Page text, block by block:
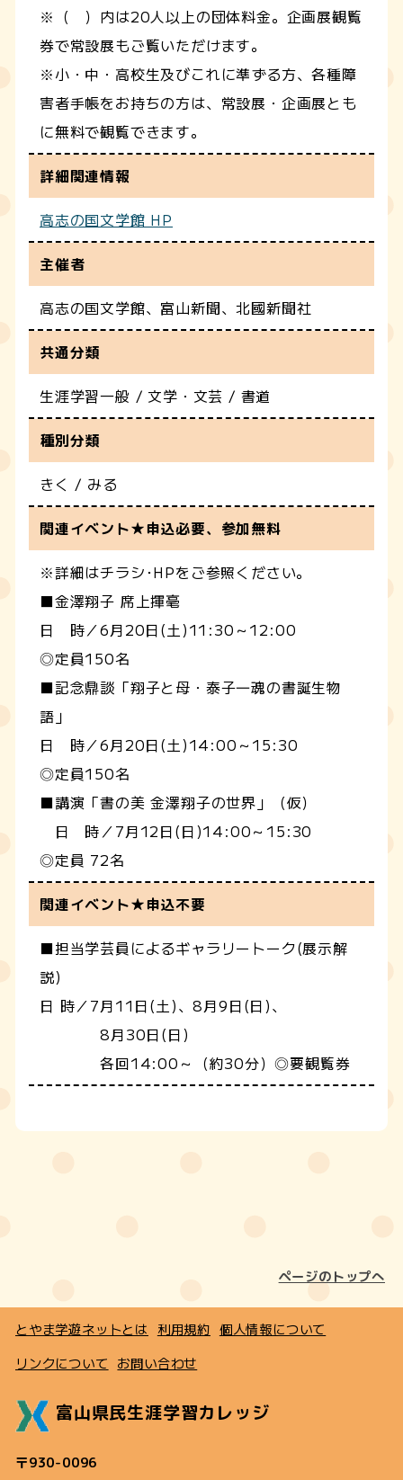
※（ ）内は20人以上の団体料金。企画展観覧
券で常設展もご覧いただけます。
※小・中・高校生及びこれに準ずる方、各種障
害者手帳をお持ちの方は、常設展・企画展とも
に無料で観覧できます。
詳細関連情報
高志の国文学館 HP
主催者
高志の国文学館、富山新聞、北國新聞社
共通分類
生涯学習一般 / 文学・文芸 / 書道
種別分類
きく / みる
関連イベント★申込必要、参加無料
※詳細はチラシ･HPをご参照ください。
■金澤翔子 席上揮毫
日 時／6月20日(土)11:30～12:00
◎定員150名
■記念鼎談「翔子と母・泰子―魂の書誕生物
語」
日 時／6月20日(土)14:00～15:30
◎定員150名
■講演「書の美 金澤翔子の世界」（仮）
日 時／7月12日(日)14:00～15:30
◎定員 72名
関連イベント★申込不要
■担当学芸員によるギャラリートーク(展示解
説)
日 時／7月11日(土)、8月9日(日)、
8月30日(日)
各回14:00～（約30分）◎要観覧券
ページのトップへ
とやま学遊ネットとは 利用規約 個人情報について
リンクについて お問い合わせ
富山県民生涯学習カレッジ
〒930-0096